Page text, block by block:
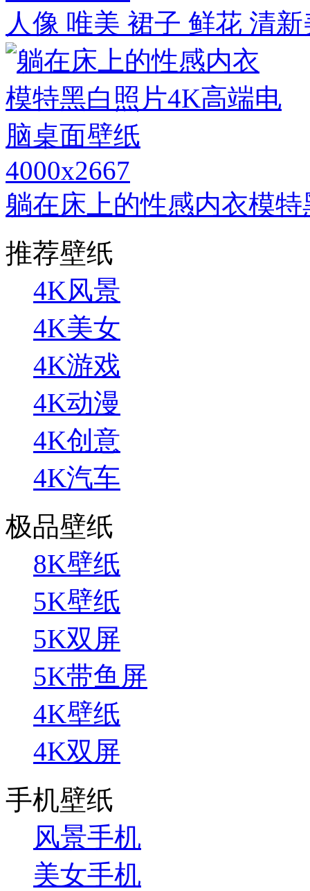
人像 唯美 裙子 鲜花 清
4000x2667
躺在床上的性感内衣模
推荐壁纸
4K风景
4K美女
4K游戏
4K动漫
4K创意
4K汽车
极品壁纸
8K壁纸
5K壁纸
5K双屏
5K带鱼屏
4K壁纸
4K双屏
手机壁纸
风景手机
美女手机